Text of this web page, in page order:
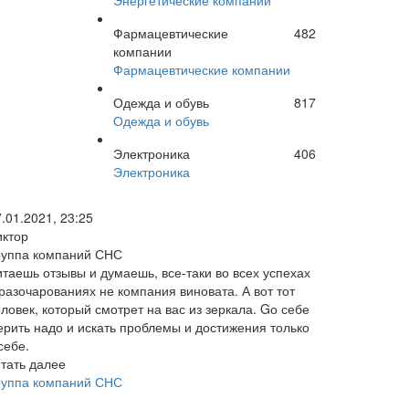
Фармацевтические
компании
482
Фармацевтические компании
Одежда и обувь
817
Одежда и обувь
Электроника
406
Электроника
23:25
компаний СНС
отзывы и думаешь, все-таки во всех успехах
не компания виновата. А вот тот
который смотрет на вас из зеркала. Gо себе
надо и искать проблемы и достижения только
далее
компаний СНС